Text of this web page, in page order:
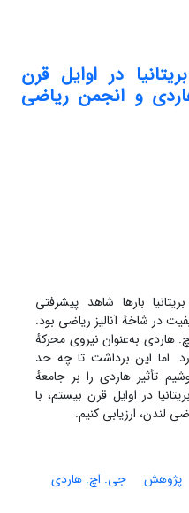
در اوایل قرن
و انجمن ریاضی
بارها شاهد پیشرفتی
در شاخهٔ آنالیز ریاضی بود.
هاردی به‌عنوان نیروی محرکهٔ
اما این برداشت تا چه حد
تأثیر هاردی را بر جامعهٔ
در اوایل قرن بیستم، با
لندن، ارزیابی کنیم.
پژوهش
جی. اچ. هاردی